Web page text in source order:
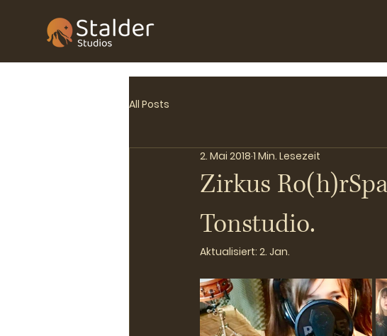
All Posts
Zirkus
Tonstudio.
2. Mai 2018 1 Min. Lesezeit
Aktualisiert: 2. Jan.